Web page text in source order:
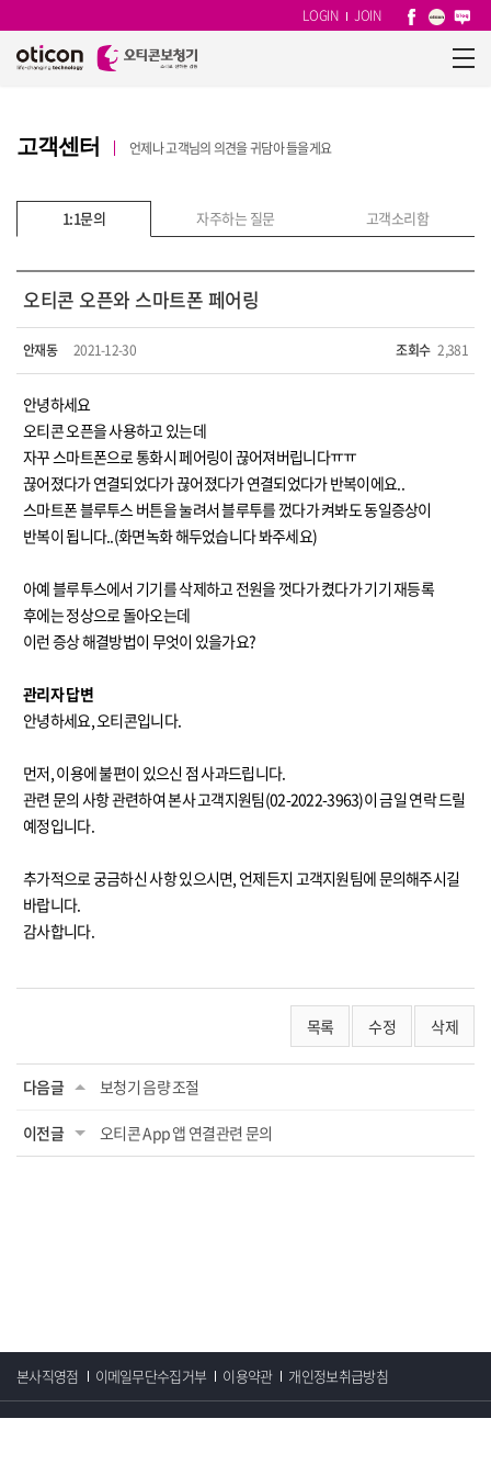
LOGIN JOIN
고객센터 언제나 고객님의 의견을 귀담아 들을게요
1:1문의 자주하는 질문 고객소리함
오티콘 오픈와 스마트폰 페어링
안재동 2021-12-30 조회수 2,381
안녕하세요
오티콘 오픈을 사용하고 있는데
자꾸 스마트폰으로 통화시 페어링이 끊어져버립니다ㅠㅠ
끊어졌다가 연결되었다가 끊어졌다가 연결되었다가 반복이에요..
스마트폰 블루투스 버튼을 눌려서 블루투를 껐다가 켜봐도 동일증상이
반복이 됩니다..(화면녹화 해두었습니다 봐주세요)
아예 블루투스에서 기기를 삭제하고 전원을 껏다가 켰다가 기기 재등록
후에는 정상으로 돌아오는데
이런 증상 해결방법이 무엇이 있을가요?
관리자 답변
안녕하세요, 오티콘입니다.
먼저, 이용에 불편이 있으신 점 사과드립니다.
관련 문의 사항 관련하여 본사 고객지원팀(02-2022-3963)이 금일 연락 드릴
예정입니다.
추가적으로 궁금하신 사항 있으시면, 언제든지 고객지원팀에 문의해주시길
바랍니다.
감사합니다.
목록 수정 삭제
다음글 보청기 음량 조절
이전글 오티콘 App 앱 연결관련 문의
본사직영점 이메일무단수집거부 이용약관 개인정보취급방침